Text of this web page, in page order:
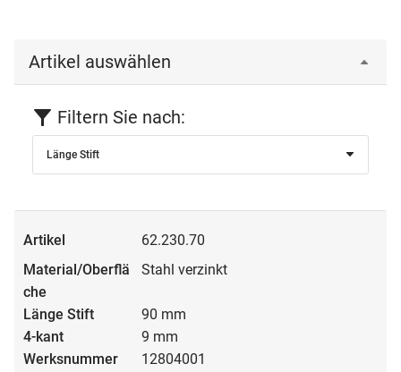
Artikel auswählen
Filtern Sie nach:
Länge Stift
62.230.70
Stahl verzinkt
90 mm
9 mm
12804001